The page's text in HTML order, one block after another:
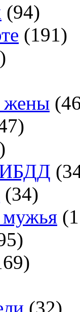
(94)
(191)
(34)
(32)